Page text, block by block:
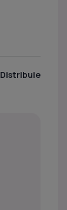
Distribuie